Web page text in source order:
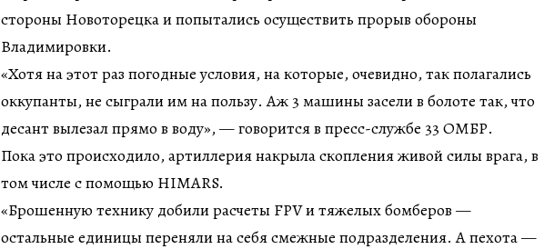
стороны Новоторецка и попытались осуществить прорыв обороны
Владимировки.
«Хотя на этот раз погодные условия, на которые, очевидно, так полагались
оккупанты, не сыграли им на пользу. Аж 3 машины засели в болоте так, что
десант вылезал прямо в воду», — говорится в пресс-службе 33 ОМБР.
Пока это происходило, артиллерия накрыла скопления живой силы врага, в
том числе с помощью HIMARS.
«Брошенную технику добили расчеты FPV и тяжелых бомберов —
остальные единицы переняли на себя смежные подразделения. А пехота —